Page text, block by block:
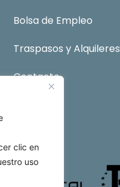
clic en
uso
Bolsa de Empleo
Traspasos y Alquileres
Contacto